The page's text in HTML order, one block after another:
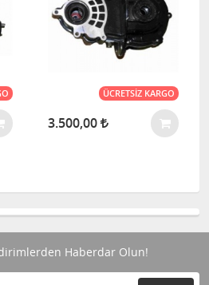
ÜCRETSIZ KARGO
3.500,00
Haberdar Olun!